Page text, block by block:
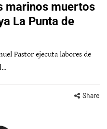
marinos muertos
La Punta de
Pastor ejecuta labores de
Share